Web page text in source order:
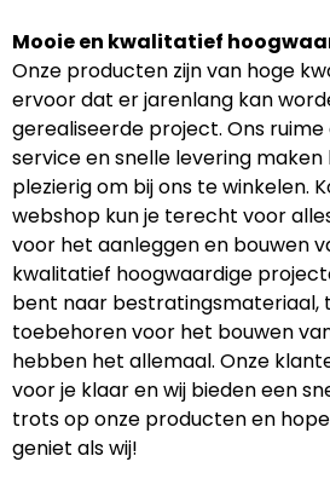
Mooie en kwalitatief
Onze producten zijn van hoge
ervoor dat er jarenlang kan
gerealiseerde project. Ons
service en snelle levering
plezierig om bij ons te winkelen.
webshop kun je terecht voor
voor het aanleggen en bouwen
kwalitatief hoogwaardige
bent naar bestratingsmateriaal,
toebehoren voor het bouwen
hebben het allemaal. Onze
voor je klaar en wij bieden een
trots op onze producten en
geniet als wij!